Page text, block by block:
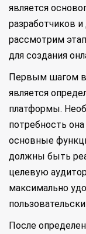
является
разработчиков
рассмотрим
для создания
Первым шагом в
является
платформы.
потребность
основные
должны быть
целевую
максимально
После